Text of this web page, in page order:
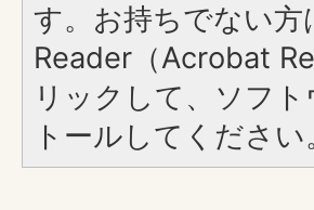
す。お持ちでない
Reader（Acrobat
リックして、ソフ
トールしてください